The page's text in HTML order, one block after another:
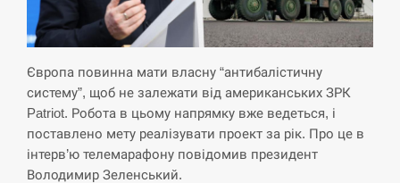
СЕРПЕНЬ
14:53
подозрение и избирают меру…
СЕРПЕНЬ
14:40
У Росії розгортається ракетний підрозділ КНДР –
Reuters
Європа повинна мати власну “антибалістичну
систему”, щоб не залежати від американських ЗРК
Patriot. Робота в цьому напрямку вже ведеться, і
поставлено мету реалізувати проект за рік. Про це в
інтерв’ю телемарафону повідомив президент
Володимир Зеленський.